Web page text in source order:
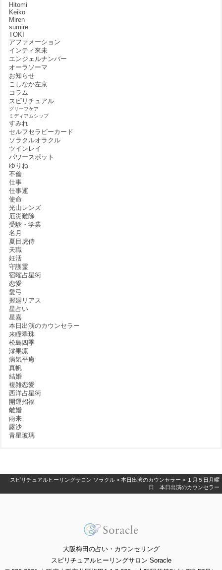
Hitomi
Keiko
Miren
sumire
TOKI
アファメーション
インティ來未
エンジェルナンバー
オーラソーマ
お知らせ
こしなか左京
コラム
スピリチュアル
グリーフケア
ミディアムシップ
すみれ
セルフセラピーカード
ソラクルオラクル
ツインレイ
パワースポット
ゆりね
不倫
仕事
仕事運
使命
光山レンズ
厄災難除
受験・学業
名月
夏目虎侍
天職
妊活
守護霊
宿曜占星術
恋愛
愛弓
握廻リアス
星占い
星嘉
本日出演のカウンセラー
来瞳翠珠
松島四季
澪果凛
病気平癒
真帆
結婚
複雑恋愛
西洋占星術
開運招福
離婚
雨来
露沙
青星玻璃
スピリチュアルヒーリングサロン ソラクル > 本日出演のカウンセラー > １月５日月曜
日 本日出演のカウンセラー
大阪梅田の占い・カウンセリング
スピリチュアルヒーリングサロン Soracle